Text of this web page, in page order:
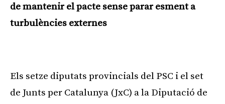
de mantenir el pacte sense parar esment a
turbulències externes
Els setze diputats provincials del PSC i el set
de Junts per Catalunya (JxC) a la Diputació de